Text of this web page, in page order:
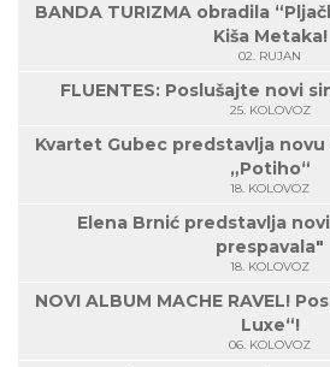
BANDA TURIZMA obradila
Kiša Metaka!
02. RUJAN
FLUENTES: Poslušajte novi
25. KOLOVOZ
Kvartet Gubec predstavlja
„Potiho“
18. KOLOVOZ
Elena Brnić predstavlja
prespavala"
18. KOLOVOZ
NOVI ALBUM MACHE RAVEL!
Luxe“!
06. KOLOVOZ